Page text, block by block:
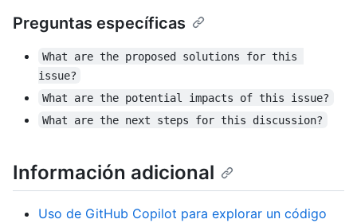
Preguntas específicas
What are the proposed solutions for this
issue?
What are the potential impacts of this issue?
What are the next steps for this discussion?
Información adicional
Uso de GitHub Copilot para explorar un código